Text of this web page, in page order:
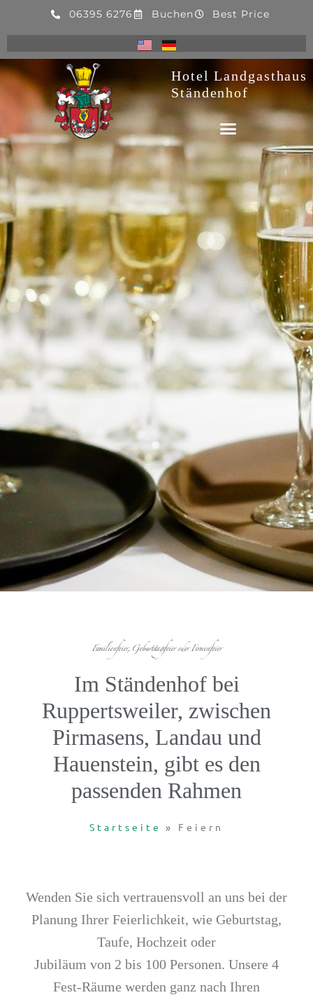
06395 6276 Buchen Best Price
Hotel Landgasthaus
Ständenhof
Startseite»Feiern
Familienfeier, Geburtstagsfeier oder Firmenfeier
Im Ständenhof bei
Ruppertsweiler, zwischen
Pirmasens, Landau und
Hauenstein, gibt es den
passenden Rahmen
Startseite » Feiern
Wenden Sie sich vertrauensvoll an uns bei der
Planung Ihrer Feierlichkeit, wie Geburtstag,
Taufe, Hochzeit oder
Jubiläum von 2 bis 100 Personen. Unsere 4
Fest-Räume werden ganz nach Ihren